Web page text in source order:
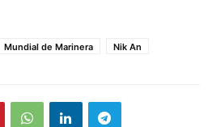
Mundial de Marinera Nik An